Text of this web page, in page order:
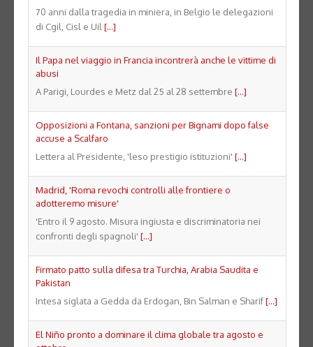
70 anni dalla tragedia in miniera, in Belgio le delegazioni
di Cgil, Cisl e Uil[...]
Il Papa nel viaggio in Francia incontrerà anche le vittime di
abusi
A Parigi, Lourdes e Metz dal 25 al 28 settembre [...]
Opposizioni a Fontana, sanzioni per Bignami dopo false
accuse a Scalfaro
Lettera al Presidente, 'leso prestigio istituzioni' [...]
Madrid, 'Roma revochi controlli alle frontiere o
adotteremo misure'
'Entro il 9 agosto. Misura ingiusta e discriminatoria nei
confronti degli spagnoli' [...]
Firmato patto sulla difesa tra Turchia, Arabia Saudita e
Pakistan
Intesa siglata a Gedda da Erdogan, Bin Salman e Sharif[...]
El Niño pronto a dominare il clima globale tra agosto e